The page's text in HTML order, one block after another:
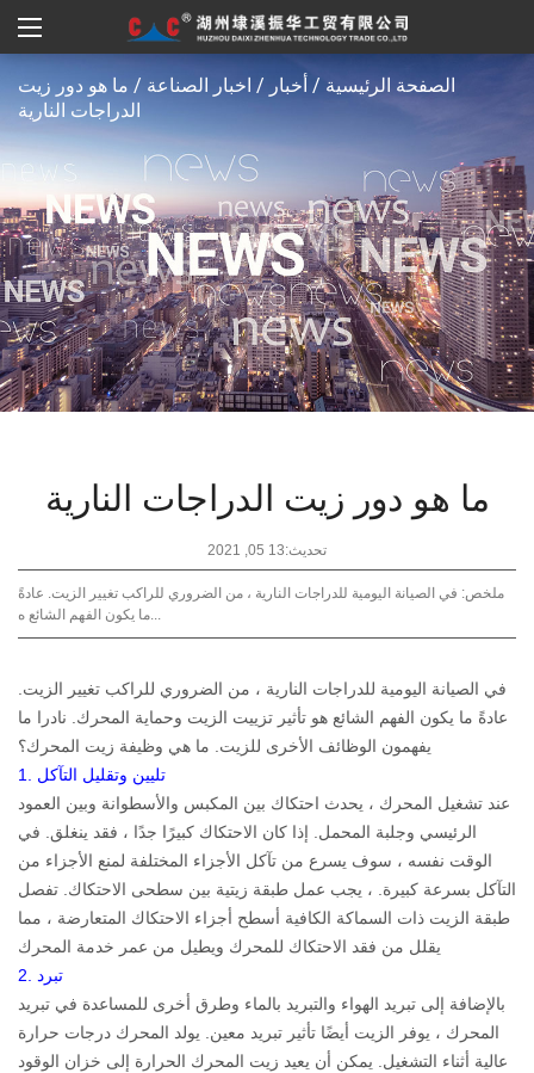
الصفحة الرئيسية / أخبار / اخبار الصناعة / ما هو دور زيت
الدراجات النارية
ما هو دور زيت الدراجات النارية
تحديث:13 05, 2021
ملخص: في الصيانة اليومية للدراجات النارية ، من الضروري للراكب تغيير الزيت. عادةً
ما يكون الفهم الشائع ه...
في الصيانة اليومية للدراجات النارية ، من الضروري للراكب تغيير الزيت.
عادةً ما يكون الفهم الشائع هو تأثير تزييت الزيت وحماية المحرك. نادرا ما
يفهمون الوظائف الأخرى للزيت. ما هي وظيفة زيت المحرك؟
1. تليين وتقليل التآكل
عند تشغيل المحرك ، يحدث احتكاك بين المكبس والأسطوانة وبين العمود
الرئيسي وجلبة المحمل. إذا كان الاحتكاك كبيرًا جدًا ، فقد ينغلق. في
الوقت نفسه ، سوف يسرع من تآكل الأجزاء المختلفة لمنع الأجزاء من
التآكل بسرعة كبيرة. ، يجب عمل طبقة زيتية بين سطحى الاحتكاك. تفصل
طبقة الزيت ذات السماكة الكافية أسطح أجزاء الاحتكاك المتعارضة ، مما
يقلل من فقد الاحتكاك للمحرك ويطيل من عمر خدمة المحرك
2. تبرد
بالإضافة إلى تبريد الهواء والتبريد بالماء وطرق أخرى للمساعدة في تبريد
المحرك ، يوفر الزيت أيضًا تأثير تبريد معين. يولد المحرك درجات حرارة
عالية أثناء التشغيل. يمكن أن يعيد زيت المحرك الحرارة إلى خزان الوقود